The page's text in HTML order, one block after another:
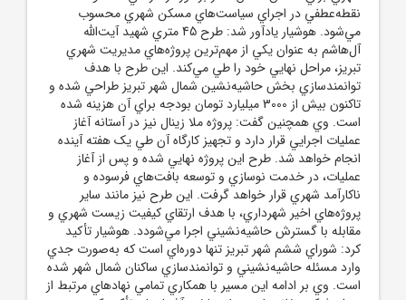
نقطه‌عطفي در اجراي سياست‌هاي مسکن شهري محسوب
مي‌شود. هوشيار يادآور شد: طرح 45 متري شهيد آيت‌الله
آل‌هاشم به عنوان يکي از مهم‌ترين پروژه‌هاي مديريت شهري
تبريز، مراحل نهايي خود را طي مي‌کند. اين طرح با هدف
توانمندسازي بخش حاشيه‌نشين شمال شهر تبريز طراحي شده و
تاکنون بيش از 3000 ميليارد تومان بودجه براي آن هزينه شده
است. وي همچنين گفت: پروژه ملا زينال نيز در آستانه آغاز
عمليات اجرايي قرار دارد و تجهيز کارگاه آن طي يک هفته آينده
انجام خواهد شد. طرح اين پروژه نهايي شده و پس از آغاز
عمليات، در خدمت نوسازي و توسعه بافت‌هاي فرسوده و
ناکارآمد شهري قرار خواهد گرفت. اين طرح نيز مانند ساير
پروژه‌هاي اخير شهرداري، با هدف ارتقاي کيفيت زيست شهري و
مقابله با گسترش حاشيه‌نشيني اجرا مي‌شودد. هوشيار تأکيد
کرد: شوراي ششم شهر تبريز تنها دوره‌اي است که به‌صورت جدي
وارد مسئله حاشيه‌نشيني و توانمندسازي ساکنان شمال شهر شده
است. وي بر ادامه اين مسير با همکاري تمامي نهادهاي مرتبط از